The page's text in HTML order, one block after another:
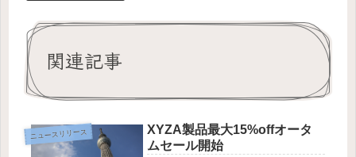
関連記事
ニュースリリース
XYZA製品最大15%offオータ
ムセール開始